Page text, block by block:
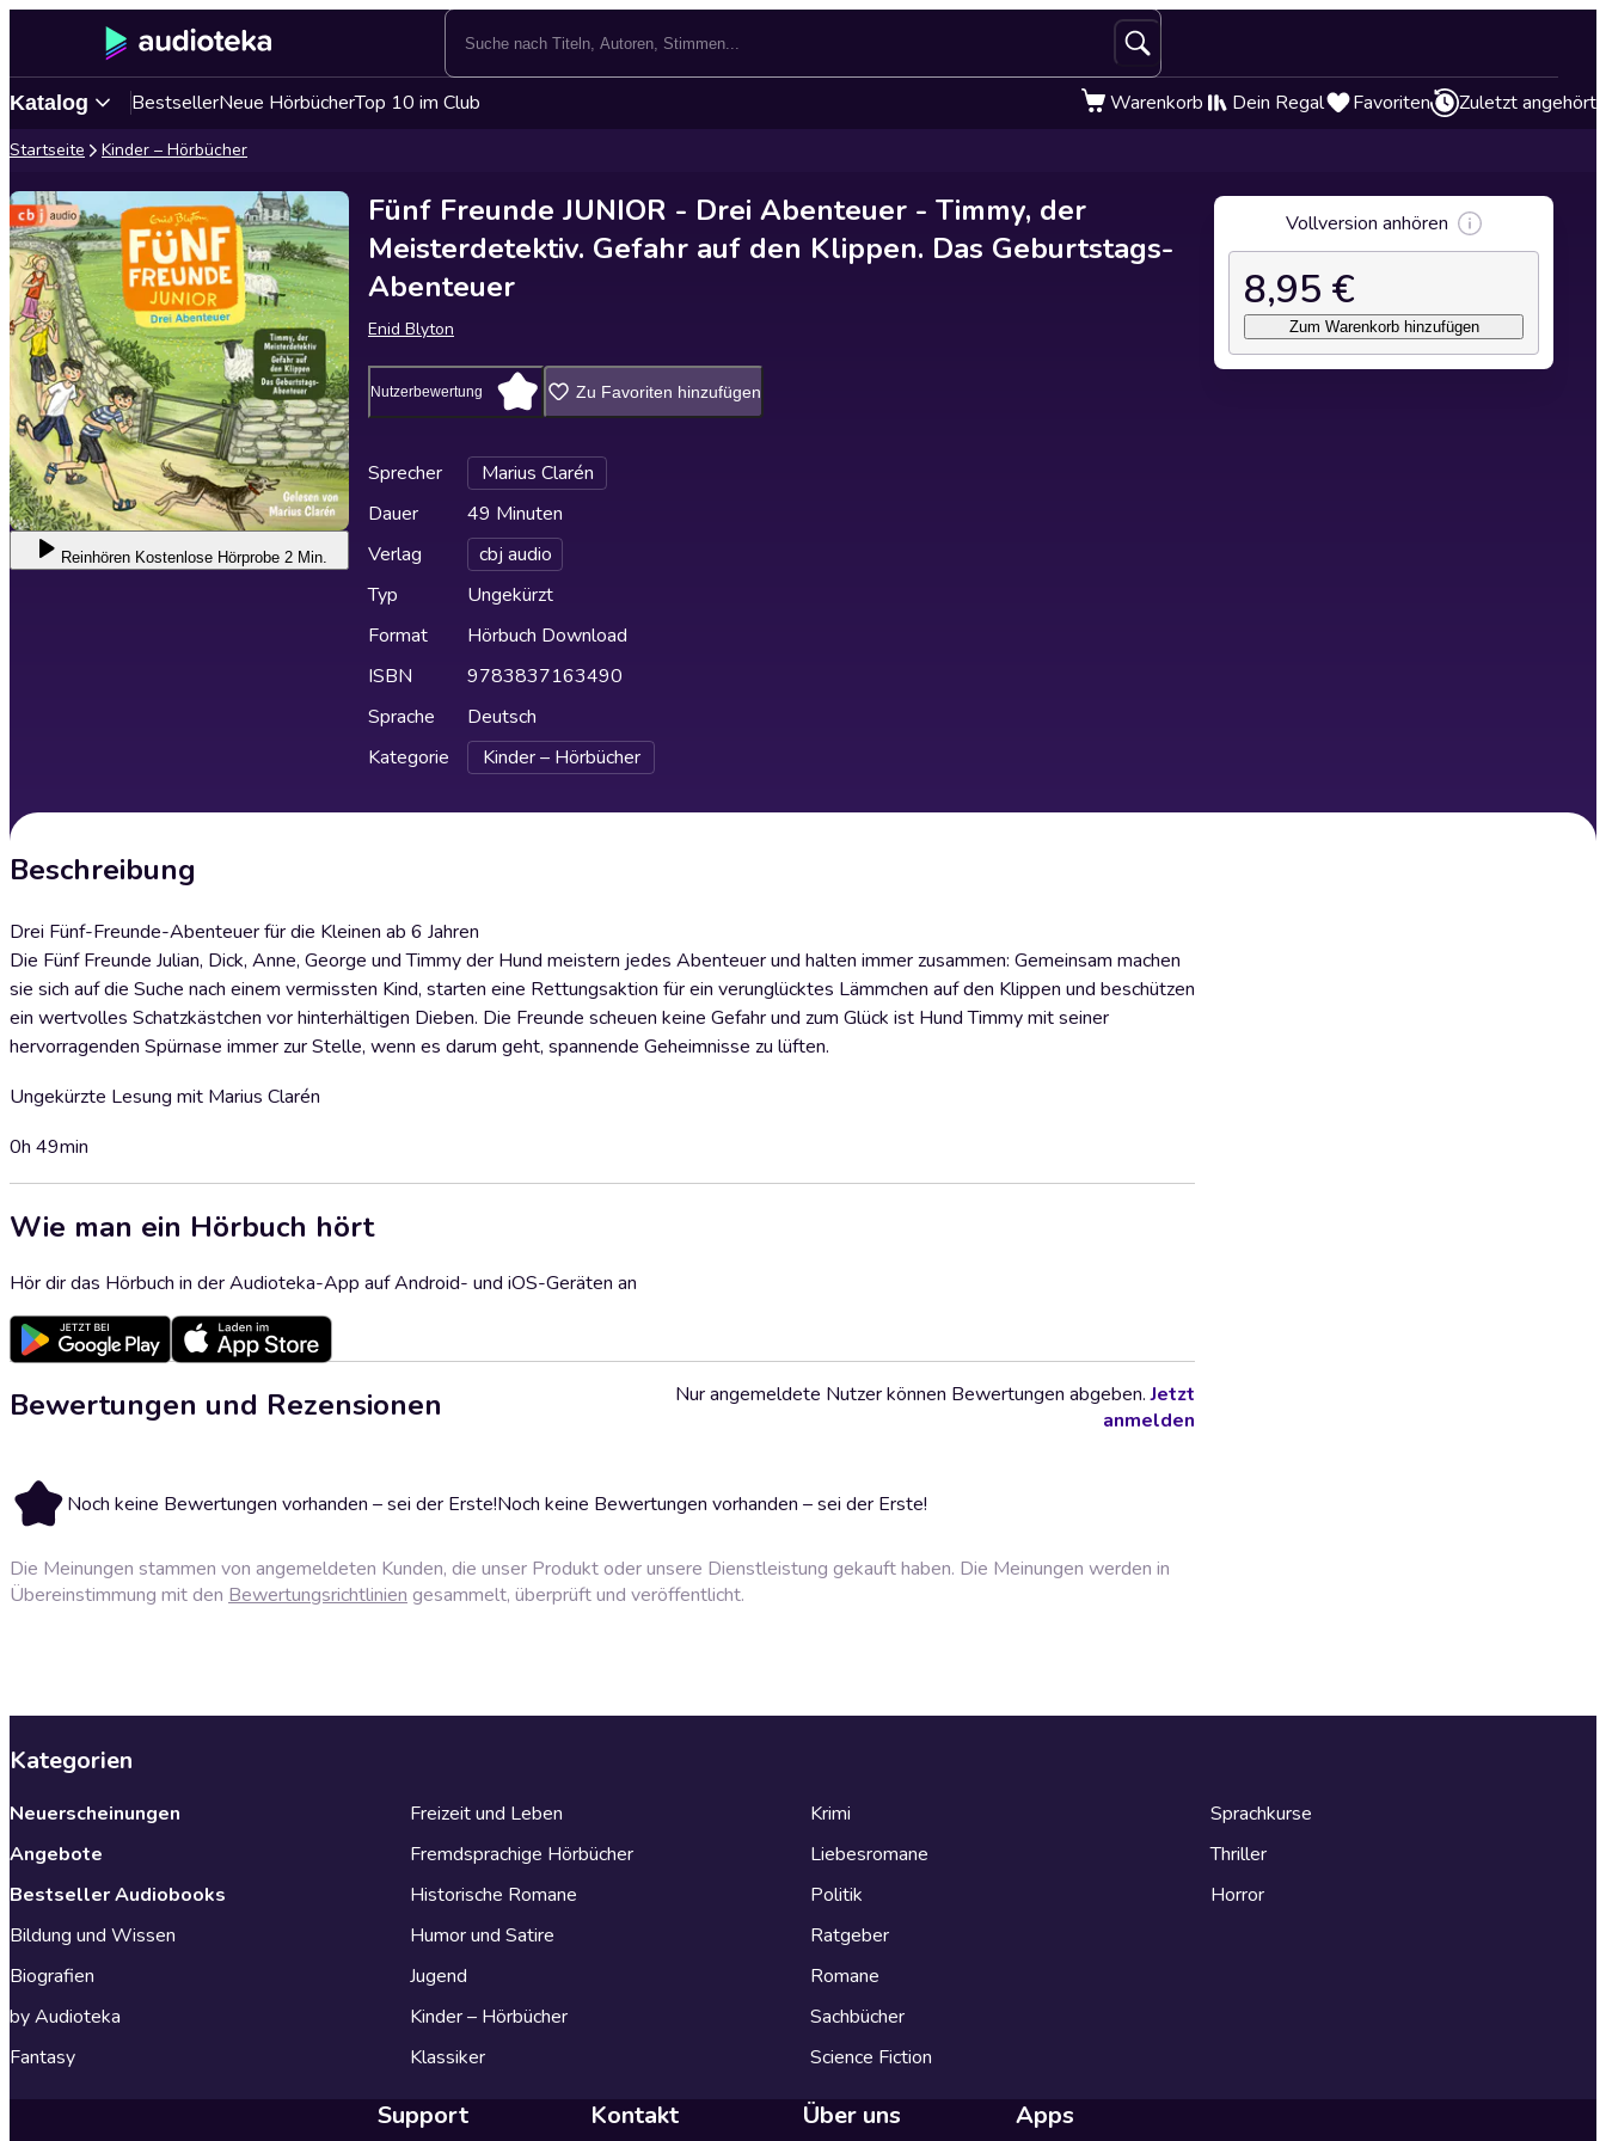
Katalog BestsellerNeue HörbücherTop 10 im Club Warenkorb Dein Regal Favoriten Zuletzt angehört
Startseite Kinder – Hörbücher
Reinhören Kostenlose Hörprobe 2 Min.
Fünf Freunde JUNIOR - Drei Abenteuer - Timmy, der
Meisterdetektiv. Gefahr auf den Klippen. Das Geburtstags-
Abenteuer
Enid Blyton
Nutzerbewertung Zu Favoriten hinzufügen
Sprecher
Marius Clarén
Dauer
49 Minuten
Verlag
cbj audio
Typ
Ungekürzt
Format
Hörbuch Download
ISBN
9783837163490
Sprache
Deutsch
Kategorie
Kinder – Hörbücher
Beschreibung
Drei Fünf-Freunde-Abenteuer für die Kleinen ab 6 Jahren
Die Fünf Freunde Julian, Dick, Anne, George und Timmy der Hund meistern jedes Abenteuer und halten immer zusammen: Gemeinsam machen
sie sich auf die Suche nach einem vermissten Kind, starten eine Rettungsaktion für ein verunglücktes Lämmchen auf den Klippen und beschützen
ein wertvolles Schatzkästchen vor hinterhältigen Dieben. Die Freunde scheuen keine Gefahr und zum Glück ist Hund Timmy mit seiner
hervorragenden Spürnase immer zur Stelle, wenn es darum geht, spannende Geheimnisse zu lüften.
Ungekürzte Lesung mit Marius Clarén
0h 49min
Wie man ein Hörbuch hört
Hör dir das Hörbuch in der Audioteka-App auf Android- und iOS-Geräten an
Bewertungen und Rezensionen
Noch keine Bewertungen vorhanden – sei der Erste!Noch keine Bewertungen vorhanden – sei der Erste!
Nur angemeldete Nutzer können Bewertungen abgeben.Jetzt
anmelden
Die Meinungen stammen von angemeldeten Kunden, die unser Produkt oder unsere Dienstleistung gekauft haben. Die Meinungen werden in
Übereinstimmung mit den Bewertungsrichtlinien gesammelt, überprüft und veröffentlicht.
Vollversion anhören
8,95 €
Zum Warenkorb hinzufügen
Kategorien
Neuerscheinungen
Angebote
Bestseller Audiobooks
Bildung und Wissen
Biografien
by Audioteka
Fantasy
Freizeit und Leben
Fremdsprachige Hörbücher
Historische Romane
Humor und Satire
Jugend
Kinder – Hörbücher
Klassiker
Krimi
Liebesromane
Politik
Ratgeber
Romane
Sachbücher
Science Fiction
Sprachkurse
Thriller
Horror
Support Kontakt Über uns Apps